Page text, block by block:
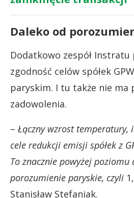
Daleko od
Dodatkowo zespół Instratu
zgodność celów spółek
paryskim. I tu także nie ma
zadowolenia.
– Łączny wzrost temperatury,
cele redukcji emisji spółek z
To znacznie powyżej poziomu
porozumienie paryskie, czyli
Stanisław Stefaniak.